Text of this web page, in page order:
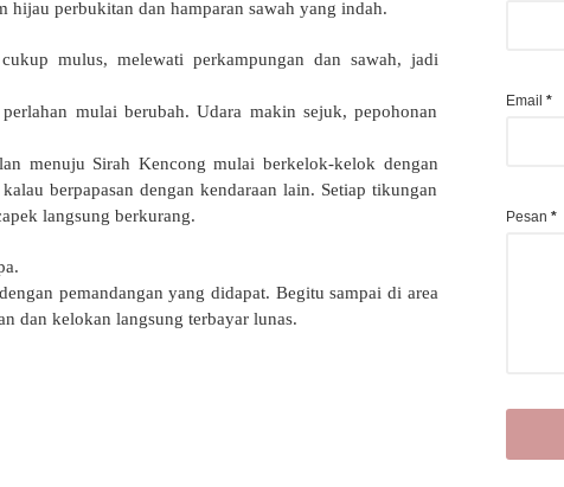
hijau perbukitan dan hamparan sawah yang indah.
mulus, melewati perkampungan dan sawah, jadi
mulai berubah. Udara makin sejuk, pepohonan
menuju Sirah Kencong mulai berkelok-kelok dengan
berpapasan dengan kendaraan lain. Setiap tikungan
langsung berkurang.
pemandangan yang didapat. Begitu sampai di area
dan kelokan langsung terbayar lunas.
Email *
Pesan *